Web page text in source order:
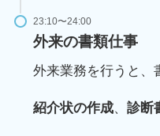
23:10〜24:00
外来の書類仕事
外来業務を行うと、
紹介状の作成、 診断